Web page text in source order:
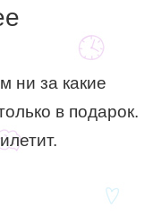
ни за какие
в подарок.